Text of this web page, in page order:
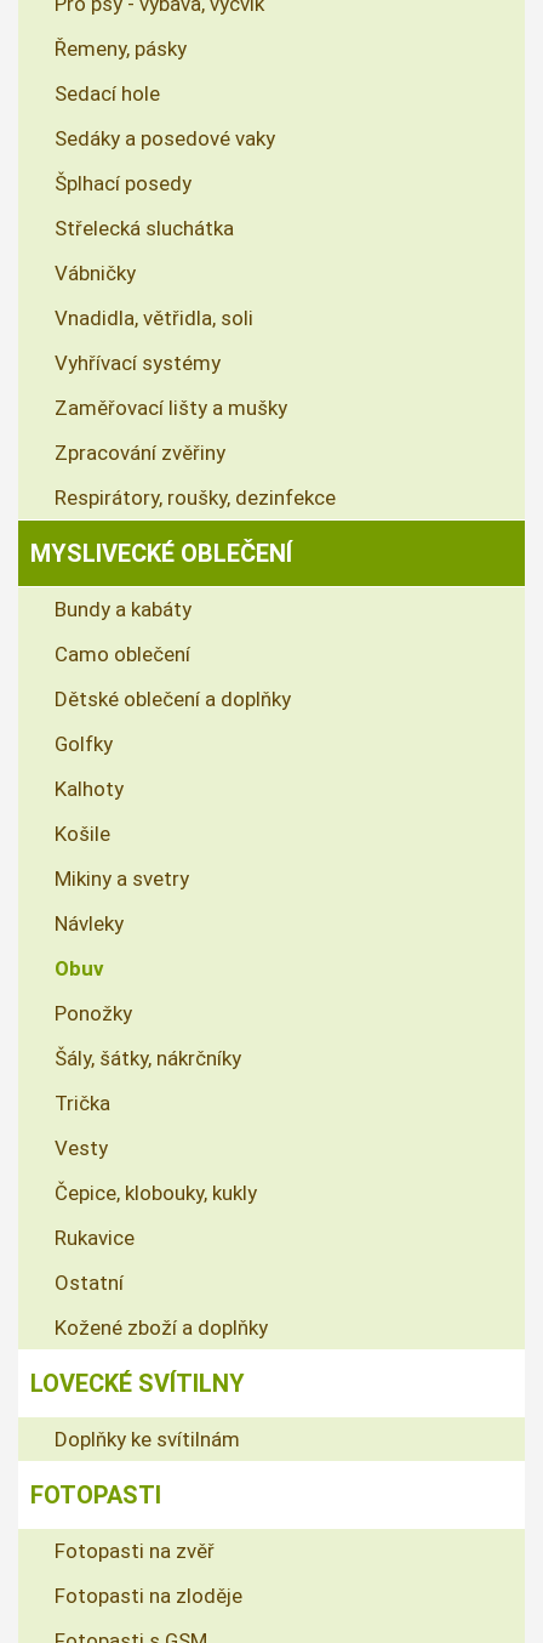
Řemeny, pásky
Sedací hole
Sedáky a posedové vaky
Šplhací posedy
Střelecká sluchátka
Vábničky
Vnadidla, větřidla, soli
Vyhřívací systémy
Zaměřovací lišty a mušky
Zpracování zvěřiny
Respirátory, roušky, dezinfekce
MYSLIVECKÉ OBLEČENÍ
Bundy a kabáty
Camo oblečení
Dětské oblečení a doplňky
Golfky
Kalhoty
Košile
Mikiny a svetry
Návleky
Obuv
Ponožky
Šály, šátky, nákrčníky
Trička
Vesty
Čepice, klobouky, kukly
Rukavice
Ostatní
Kožené zboží a doplňky
LOVECKÉ SVÍTILNY
Doplňky ke svítilnám
FOTOPASTI
Fotopasti na zvěř
Fotopasti na zloděje